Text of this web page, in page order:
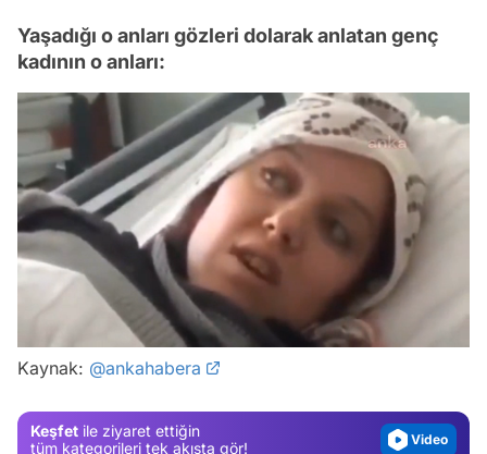
Yaşadığı o anları gözleri dolarak anlatan genç
kadının o anları:
Kaynak: @ankahabera
Keşfet ile ziyaret ettiğin
tüm kategorileri tek akışta gör!
Video